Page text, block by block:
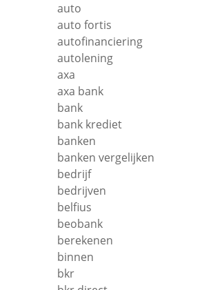
auto
auto fortis
autofinanciering
autolening
axa
axa bank
bank
bank krediet
banken
banken vergelijken
bedrijf
bedrijven
belfius
beobank
berekenen
binnen
bkr